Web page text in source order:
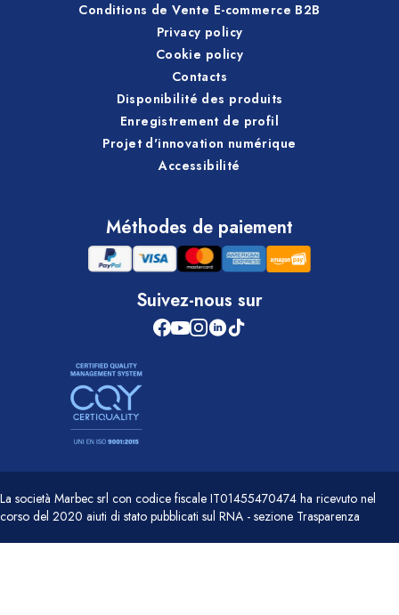
Conditions de Vente E-commerce B2B
Privacy policy
Cookie policy
Contacts
Disponibilité des produits
Enregistrement de profil
Projet d'innovation numérique
Accessibilité
Méthodes de paiement
Suivez-nous sur
La società Marbec srl con codice fiscale IT01455470474 ha ricevuto nel
corso del 2020 aiuti di stato pubblicati sul RNA - sezione Trasparenza